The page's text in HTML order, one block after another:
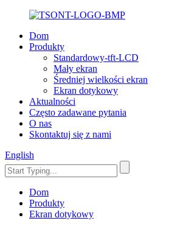
Dom
Produkty
Standardowy-tft-LCD
Mały ekran
Średniej wielkości ekran
Ekran dotykowy
Aktualności
Często zadawane pytania
O nas
Skontaktuj się z nami
English
Dom
Produkty
Ekran dotykowy